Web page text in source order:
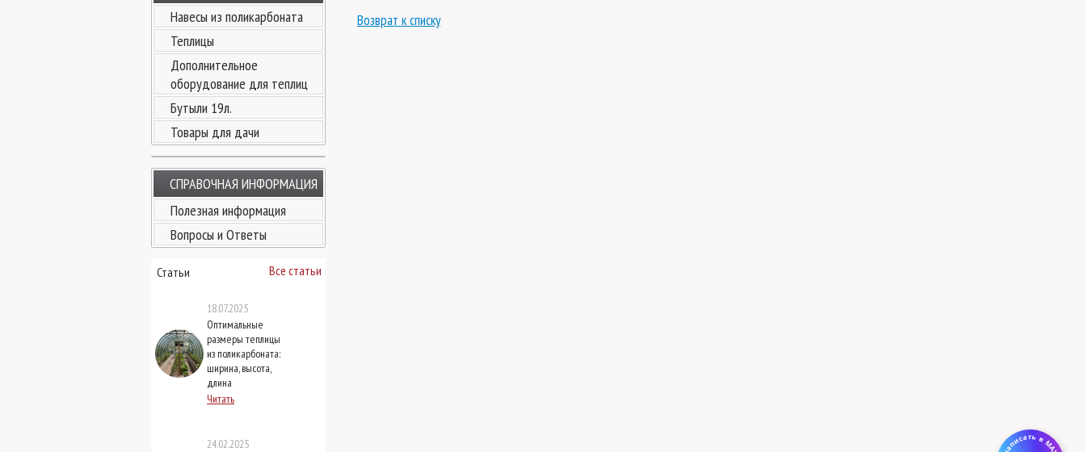
Навесы из поликарбоната
Теплицы
Дополнительное
оборудование для теплиц
Бутыли 19л.
Товары для дачи
СПРАВОЧНАЯ ИНФОРМАЦИЯ
Полезная информация
Вопросы и Ответы
Статьи Все статьи
18.07.2025
Оптимальные
размеры теплицы
из поликарбоната:
ширина, высота,
длина
Читать
24.02.2025
Возврат к списку